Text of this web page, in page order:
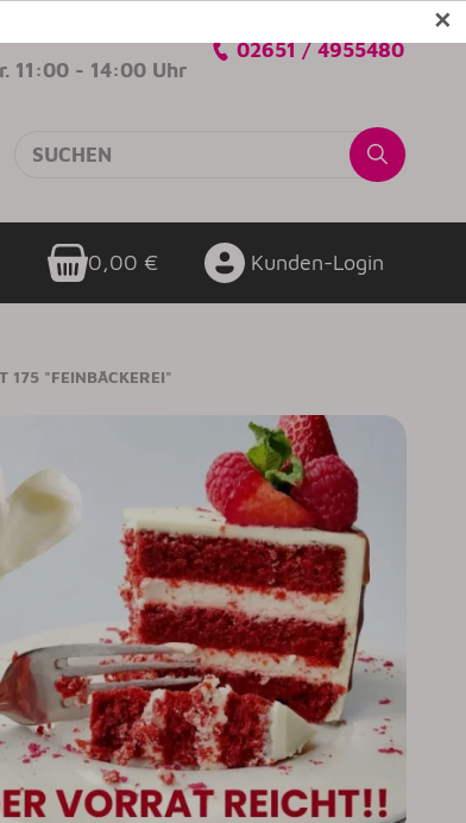
✕
11:00 - 14:00 Uhr
02651 / 4955480
0,00 € Kunden-Login
175 "FEINBÄCKEREI"